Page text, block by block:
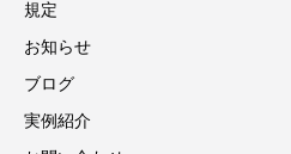
規定
お知らせ
ブログ
実例紹介